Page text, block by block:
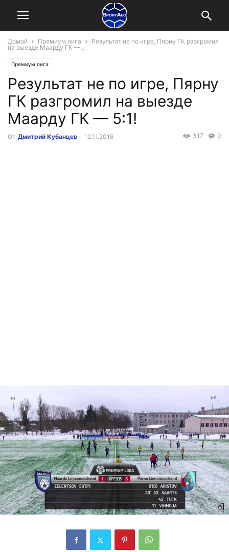
Домой Премиум лига
Результат не по игре, Пярну ГК разгромил
на выезде Маарду ГК —...
Премиум лига
Результат не по игре, Пярну
ГК разгромил на выезде
Маарду ГК — 5:1!
От Дмитрий Кубанцев - 12.11.2016 0
317